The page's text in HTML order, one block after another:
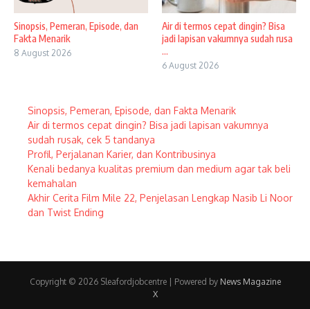
Sinopsis, Pemeran, Episode, dan
Fakta Menarik
8 August 2026
Air di termos cepat dingin? Bisa
jadi lapisan vakumnya sudah rusa
...
6 August 2026
Sinopsis, Pemeran, Episode, dan Fakta Menarik
Air di termos cepat dingin? Bisa jadi lapisan vakumnya
sudah rusak, cek 5 tandanya
Profil, Perjalanan Karier, dan Kontribusinya
Kenali bedanya kualitas premium dan medium agar tak beli
kemahalan
Akhir Cerita Film Mile 22, Penjelasan Lengkap Nasib Li Noor
dan Twist Ending
Copyright © 2026 Sleafordjobcentre | Powered by News Magazine
X